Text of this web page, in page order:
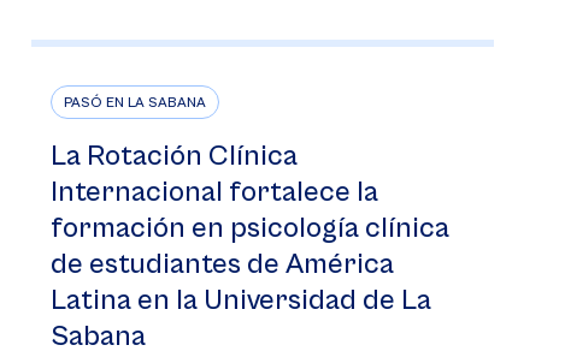
PASÓ EN LA SABANA
La Rotación Clínica
Internacional fortalece la
formación en psicología clínica
de estudiantes de América
Latina en la Universidad de La
Sabana